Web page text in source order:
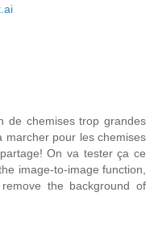
de chemises trop grandes
pour les chemises
On va tester ça ce
image-to-image function,
the background of